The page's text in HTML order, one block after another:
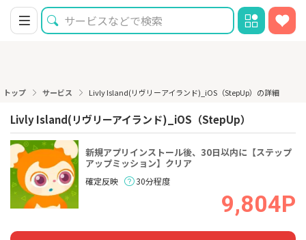
トップ サービス Livly Island(リヴリーアイランド)_iOS（StepUp）の詳細
Livly Island(リヴリーアイランド)_iOS（StepUp）
新規アプリインストール後、30日以内に【ステップ
アップミッション】クリア
確定反映 30分程度
9,804P